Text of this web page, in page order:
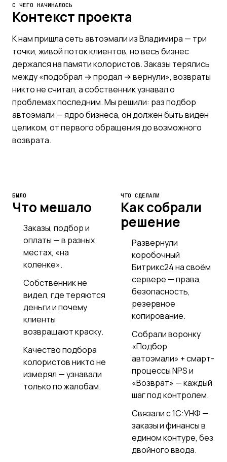
С ЧЕГО НАЧИНАЛОСЬ
Контекст проекта
К нам пришла сеть автоэмали из Владимира — три
точки, живой поток клиентов, но весь бизнес
держался на памяти колористов. Заказы терялись
между «подобрал → продал → вернули», возвраты
никто не считал, а собственник узнавал о
проблемах последним. Мы решили: раз подбор
автоэмали — ядро бизнеса, он должен быть виден
целиком, от первого обращения до возможного
возврата.
БЫЛО
Что мешало
Заказы, подбор и
оплаты — в разных
местах, «на
коленке».
Собственник не
видел, где теряются
деньги и почему
клиенты
возвращают краску.
Качество подбора
колористов никто не
измерял — узнавали
только по жалобам.
ЧТО СДЕЛАЛИ
Как собрали
решение
Развернули
коробочный
Битрикс24 на своём
сервере — права,
безопасность,
резервное
копирование.
Собрали воронку
«Подбор
автоэмали» + смарт-
процессы NPS и
«Возврат» — каждый
шаг под контролем.
Связали с 1С:УНФ —
заказы и финансы в
едином контуре, без
двойного ввода.